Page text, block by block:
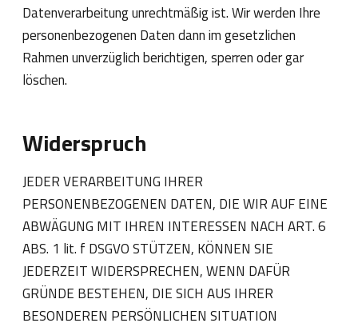
Datenverarbeitung unrechtmäßig ist. Wir werden Ihre
personenbezogenen Daten dann im gesetzlichen
Rahmen unverzüglich berichtigen, sperren oder gar
löschen.
Widerspruch
JEDER VERARBEITUNG IHRER
PERSONENBEZOGENEN DATEN, DIE WIR AUF EINE
ABWÄGUNG MIT IHREN INTERESSEN NACH ART. 6
ABS. 1 lit. f DSGVO STÜTZEN, KÖNNEN SIE
JEDERZEIT WIDERSPRECHEN, WENN DAFÜR
GRÜNDE BESTEHEN, DIE SICH AUS IHRER
BESONDEREN PERSÖNLICHEN SITUATION